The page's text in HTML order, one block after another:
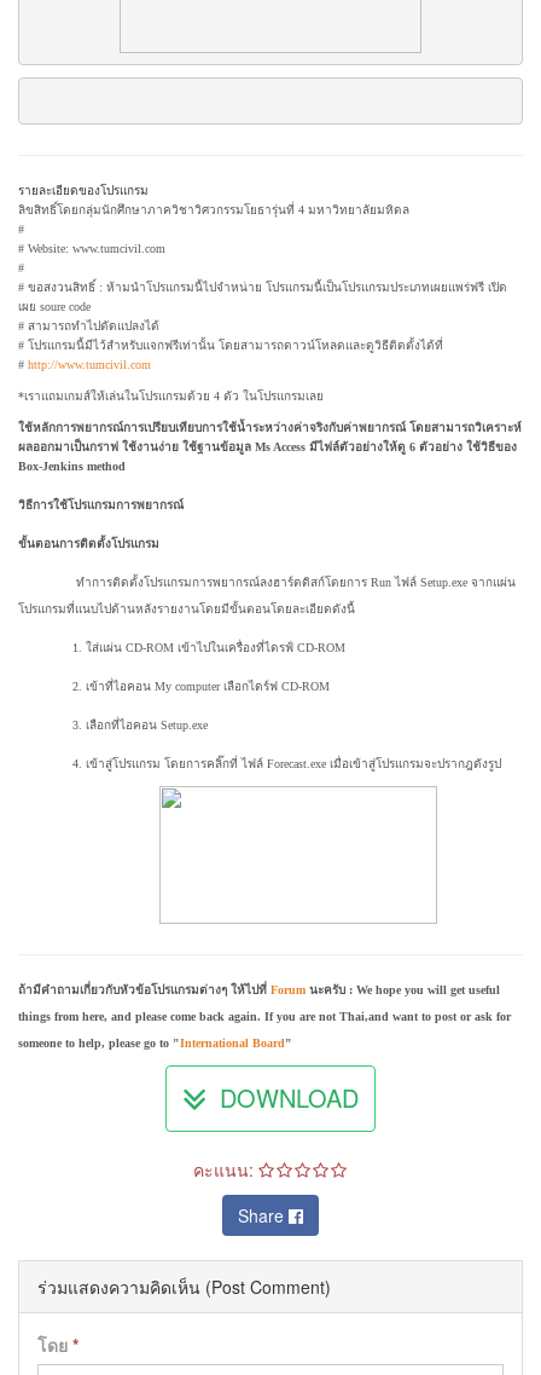
รายละเอียดของโปรแกรม
ลิขสิทธิ์โดยกลุ่มนักศึกษาภาควิชาวิศวกรรมโยธารุ่นที่ 4 มหาวิทยาลัยมหิดล
#
# Website: www.tumcivil.com
#
# ขอสงวนสิทธิ์ : ห้ามนำโปรแกรมนี้ไปจำหน่าย โปรแกรมนี้เป็นโปรแกรมประเภทเผยแพร่ฟรี เปิด
เผย soure code
# สามารถทำไปดัดแปลงได้
# โปรแกรมนี้มีไว้สำหรับแจกฟรีเท่านั้น โดยสามารถดาวน์โหลดและดูวิธีติดตั้งได้ที่
# http://www.tumcivil.com
*เราแถมเกมส์ให้เล่นในโปรแกรมด้วย 4 ตัว ในโปรแกรมเลย
ใช้หลักการพยากรณ์การเปรียบเทียบการใช้น้ำระหว่างค่าจริงกับค่าพยากรณ์ โดยสามารถวิเคราะห์
ผลออกมาเป็นกราฟ ใช้งานง่าย ใช้ฐานข้อมูล Ms Access มีไฟล์ตัวอย่างให้ดู 6 ตัวอย่าง ใช้วิธีของ
Box-Jenkins method
วิธีการใช้โปรแกรมการพยากรณ์
ขั้นตอนการติดตั้งโปรแกรม
ทำการติดตั้งโปรแกรมการพยากรณ์ลงฮาร์ดดิสก์โดยการ Runไฟล์ Setup exe จากแผ่น
โปรแกรมที่แนบไปด้านหลังรายงานโดยมีขั้นตอนโดยละเอียดดังนี้
1. ใส่แผ่น CD-ROM เข้าไปในเครื่องที่ไดรฟ์ CD-ROM
2. เข้าที่ไอคอน My computerเลือกไดร์ฟ CD-ROM
3. เลือกที่ไอคอน Setup exe
4. เข้าสู่โปรแกรม โดยการคลิ๊กที่ ไฟล์ Forecast exe เมื่อเข้าสู่โปรแกรมจะปรากฎดังรูป
ถ้ามีคำถามเกี่ยวกับหัวข้อโปรแกรมต่างๆ ให้ไปที่ Forum นะครับ : We hope you will get useful
things from here, and please come back again. If you are not Thai,and want to post or ask for
someone to help, please go to "International Board"
DOWNLOAD
คะแนน:
Share
ร่วมแสดงความคิดเห็น (Post Comment)
โดย *